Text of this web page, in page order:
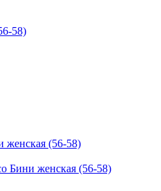
58)
Бини женская (56-58)